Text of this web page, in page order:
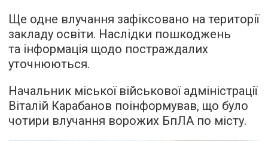
Ще одне влучання зафіксовано на території
закладу освіти. Наслідки пошкоджень
та інформація щодо постраждалих
уточнюються.
Начальник міської військової адміністрації
Віталій Карабанов поінформував, що було
чотири влучання ворожих БпЛА по місту.